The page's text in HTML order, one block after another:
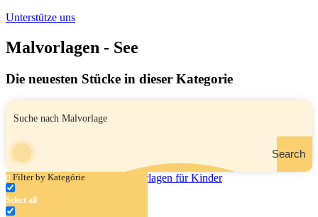
Unterstütze uns
Malvorlagen - See
Die neuesten Stücke in dieser Kategorie
Search
Filter by Kategórie
Select all
Entenfamilie